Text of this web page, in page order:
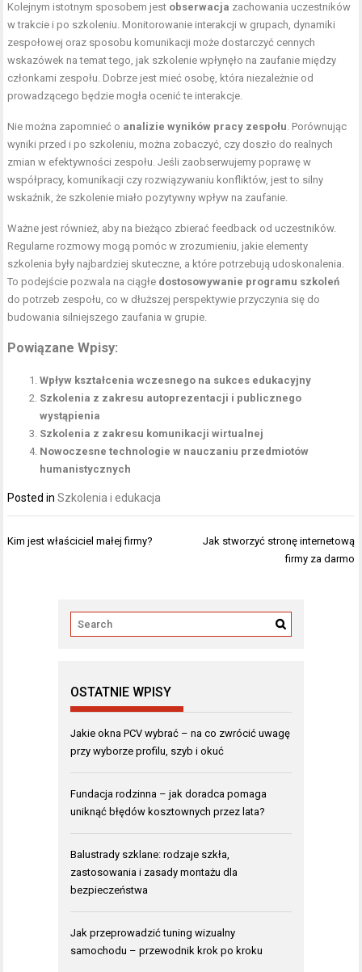
Kolejnym istotnym sposobem jest obserwacja zachowania uczestników
w trakcie i po szkoleniu. Monitorowanie interakcji w grupach, dynamiki
zespołowej oraz sposobu komunikacji może dostarczyć cennych
wskazówek na temat tego, jak szkolenie wpłynęło na zaufanie między
członkami zespołu. Dobrze jest mieć osobę, która niezależnie od
prowadzącego będzie mogła ocenić te interakcje.
Nie można zapomnieć o analizie wyników pracy zespołu. Porównując
wyniki przed i po szkoleniu, można zobaczyć, czy doszło do realnych
zmian w efektywności zespołu. Jeśli zaobserwujemy poprawę w
współpracy, komunikacji czy rozwiązywaniu konfliktów, jest to silny
wskaźnik, że szkolenie miało pozytywny wpływ na zaufanie.
Ważne jest również, aby na bieżąco zbierać feedback od uczestników.
Regularne rozmowy mogą pomóc w zrozumieniu, jakie elementy
szkolenia były najbardziej skuteczne, a które potrzebują udoskonalenia.
To podejście pozwala na ciągłe dostosowywanie programu szkoleń
do potrzeb zespołu, co w dłuższej perspektywie przyczynia się do
budowania silniejszego zaufania w grupie.
Powiązane Wpisy:
Wpływ kształcenia wczesnego na sukces edukacyjny
Szkolenia z zakresu autoprezentacji i publicznego
wystąpienia
Szkolenia z zakresu komunikacji wirtualnej
Nowoczesne technologie w nauczaniu przedmiotów
humanistycznych
Posted inSzkolenia i edukacja
Nawigacja
Kim jest właściciel małej firmy?
Jak stworzyć stronę internetową
firmy za darmo
OSTATNIE WPISY
Jakie okna PCV wybrać – na co zwrócić uwagę
przy wyborze profilu, szyb i okuć
Fundacja rodzinna – jak doradca pomaga
uniknąć błędów kosztownych przez lata?
Balustrady szklane: rodzaje szkła,
zastosowania i zasady montażu dla
bezpieczeństwa
Jak przeprowadzić tuning wizualny
samochodu – przewodnik krok po kroku